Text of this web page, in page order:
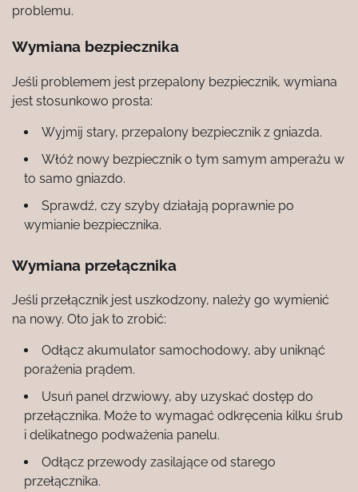
problemu.
Wymiana bezpiecznika
Jeśli problemem jest przepalony bezpiecznik, wymiana
jest stosunkowo prosta:
Wyjmij stary, przepalony bezpiecznik z gniazda.
Włóż nowy bezpiecznik o tym samym amperażu w
to samo gniazdo.
Sprawdź, czy szyby działają poprawnie po
wymianie bezpiecznika.
Wymiana przełącznika
Jeśli przełącznik jest uszkodzony, należy go wymienić
na nowy. Oto jak to zrobić:
Odłącz akumulator samochodowy, aby uniknąć
porażenia prądem.
Usuń panel drzwiowy, aby uzyskać dostęp do
przełącznika. Może to wymagać odkręcenia kilku śrub
i delikatnego podważenia panelu.
Odłącz przewody zasilające od starego
przełącznika.